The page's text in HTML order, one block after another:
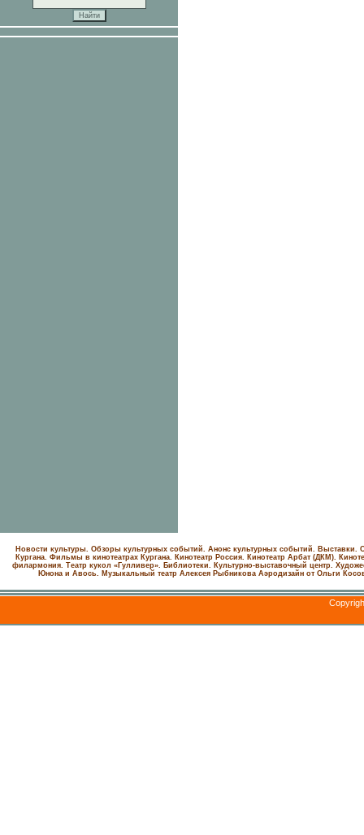
Новости культуры. Обзоры культурных событий. Анонс культурных событий. Выставки.
Кургана. Фильмы в кинотеатрах Кургана.
Кинотеатр Россия. Кинотеатр Арбат (ДКМ).
филармония. Театр кукол «Гулливер». Библиотеки. Культурно-выставочный центр.
Юнона и Авось. Музыкальный театр Алексея Рыбникова Аэродизайн от Ольги